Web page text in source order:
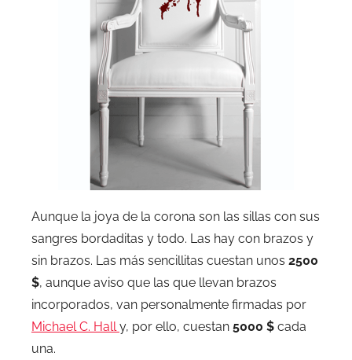
Aunque la joya de la corona son las sillas con sus
sangres bordaditas y todo. Las hay con brazos y
sin brazos. Las más sencillitas cuestan unos 2500
$, aunque aviso que las que llevan brazos
incorporados, van personalmente firmadas por
Michael C. Hally, por ello, cuestan 5000 $ cada
una.